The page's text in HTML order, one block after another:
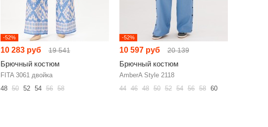
-52%
10 283 руб 19 541
Брючный костюм
FITA 3061 двойка
48 50 52 54 56 58
-52%
10 597 руб 20 139
Брючный костюм
AmberA Style 2118
44 46 48 50 52 54 56 58 60